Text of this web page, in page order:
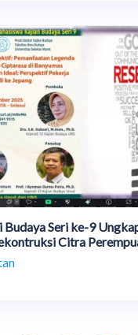
Budaya Seri ke-9
Citra